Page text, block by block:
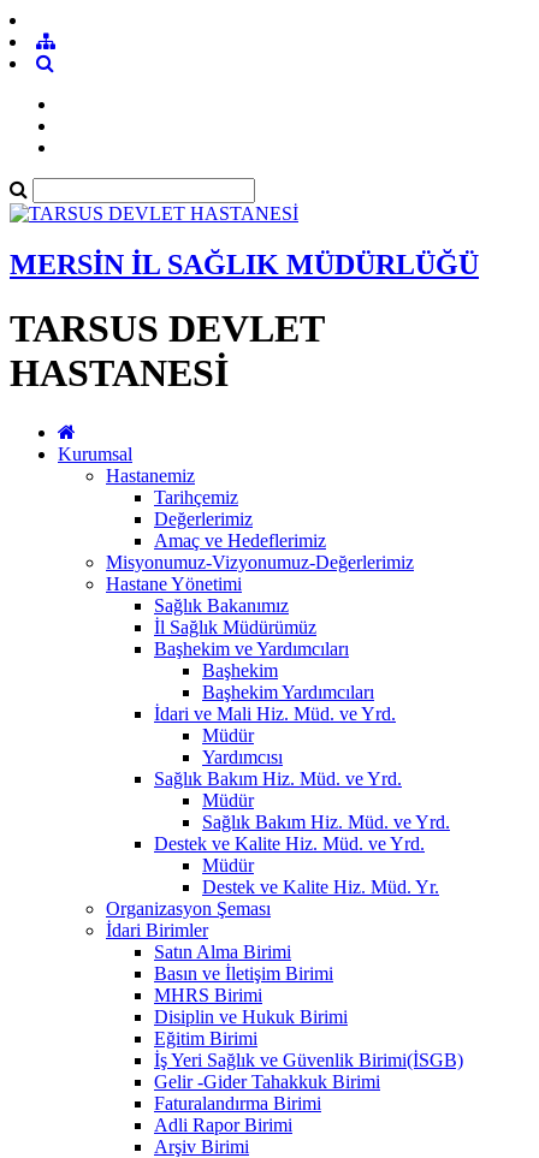
MERSİN İL SAĞLIK MÜDÜRLÜĞÜ
TARSUS DEVLET
HASTANESİ
Kurumsal
Hastanemiz
Tarihçemiz
Değerlerimiz
Amaç ve Hedeflerimiz
Misyonumuz-Vizyonumuz-Değerlerimiz
Hastane Yönetimi
Sağlık Bakanımız
İl Sağlık Müdürümüz
Başhekim ve Yardımcıları
Başhekim
Başhekim Yardımcıları
İdari ve Mali Hiz. Müd. ve Yrd.
Müdür
Yardımcısı
Sağlık Bakım Hiz. Müd. ve Yrd.
Müdür
Sağlık Bakım Hiz. Müd. ve Yrd.
Destek ve Kalite Hiz. Müd. ve Yrd.
Müdür
Destek ve Kalite Hiz. Müd. Yr.
Organizasyon Şeması
İdari Birimler
Satın Alma Birimi
Basın ve İletişim Birimi
MHRS Birimi
Disiplin ve Hukuk Birimi
Eğitim Birimi
İş Yeri Sağlık ve Güvenlik Birimi(İSGB)
Gelir -Gider Tahakkuk Birimi
Faturalandırma Birimi
Adli Rapor Birimi
Arşiv Birimi